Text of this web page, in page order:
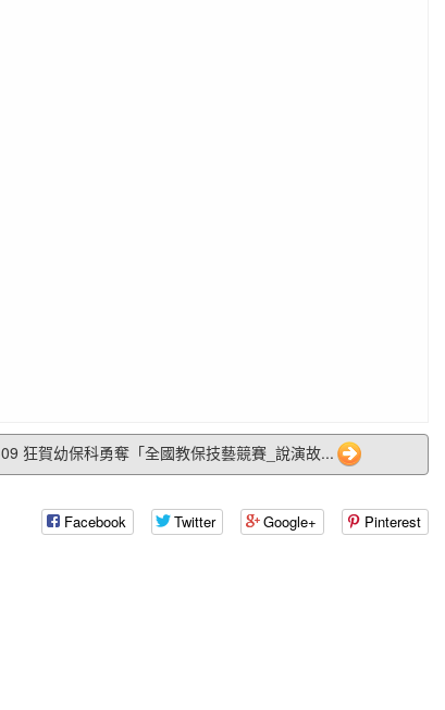
狂賀幼保科勇奪「全國教保技藝競賽_說演故...
Facebook Twitter Google+ Pinterest